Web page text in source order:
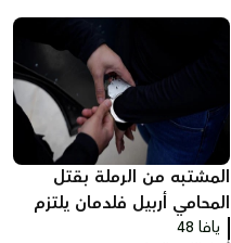
المشتبه من الرملة بقتل
المحامي أربيل فلدمان يلتزم
الصمت في التحقيق ويقول:
يافا 48